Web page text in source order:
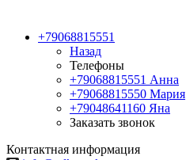
+79068815551
Назад
Телефоны
+79068815551 Анна
+79068815550 Мария
+79048641160 Яна
Заказать звонок
Контактная информация